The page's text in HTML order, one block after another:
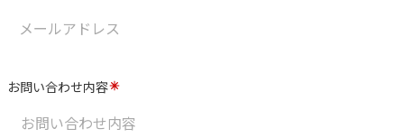
お問い合わせ内容